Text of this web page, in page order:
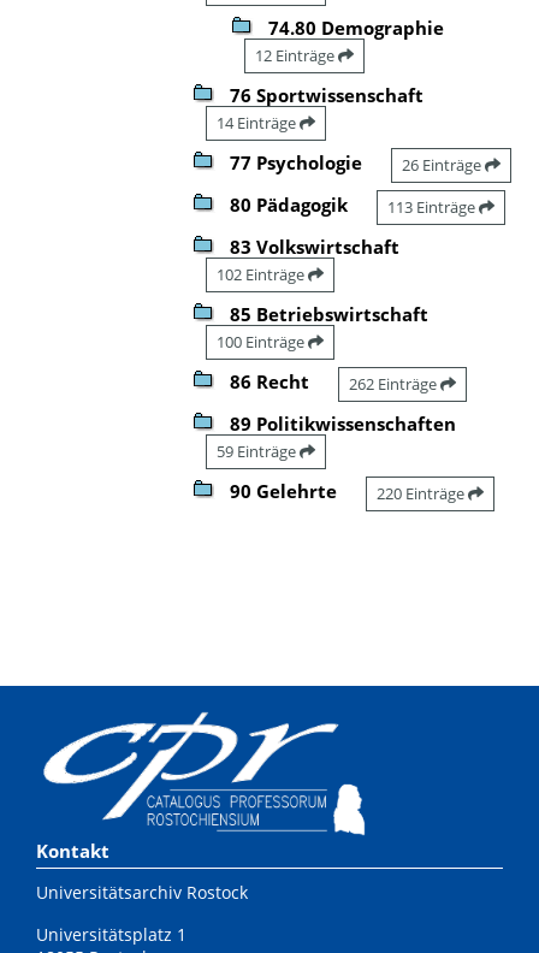
74.80 Demographie
12 Einträge
76 Sportwissenschaft
14 Einträge
77 Psychologie 26 Einträge
80 Pädagogik 113 Einträge
83 Volkswirtschaft
102 Einträge
85 Betriebswirtschaft
100 Einträge
86 Recht 262 Einträge
89 Politikwissenschaften
59 Einträge
90 Gelehrte 220 Einträge
Kontakt
Universitätsarchiv Rostock
Universitätsplatz 1